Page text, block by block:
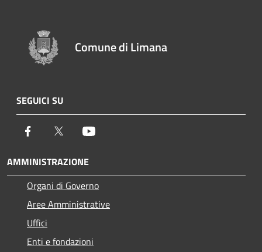
Comune di Limana
SEGUICI SU
Facebook Twitter
AMMINISTRAZIONE
Organi di Governo
Aree Amministrative
Uffici
Enti e fondazioni